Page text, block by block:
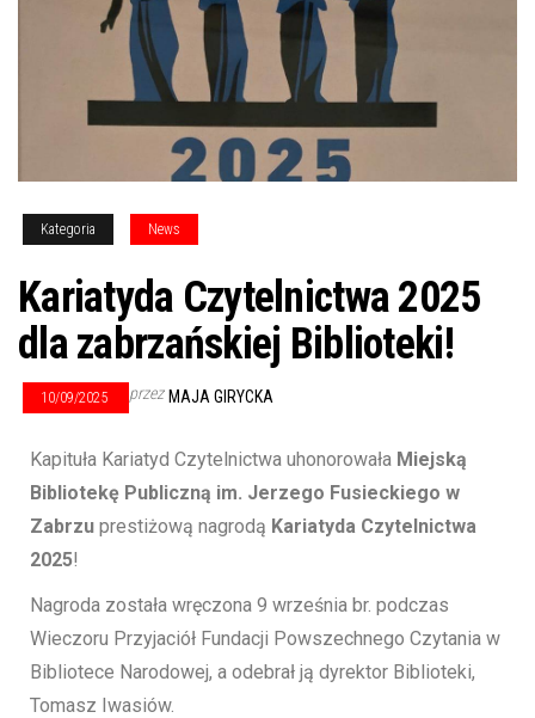
Kategoria News
Kariatyda Czytelnictwa 2025
dla zabrzańskiej Biblioteki!
10/09/2025 przez MAJA GIRYCKA
Kapituła Kariatyd Czytelnictwa uhonorowała Miejską
Bibliotekę Publiczną im. Jerzego Fusieckiego w
Zabrzu prestiżową nagrodą Kariatyda Czytelnictwa
2025!
Nagroda została wręczona 9 września br. podczas
Wieczoru Przyjaciół Fundacji Powszechnego Czytania w
Bibliotece Narodowej, a odebrał ją dyrektor Biblioteki,
Tomasz Iwasiów.